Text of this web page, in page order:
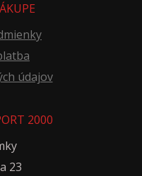
údajov
2000
23